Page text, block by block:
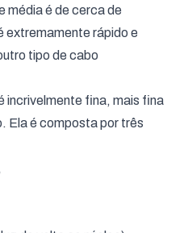
média é de cerca de
extremamente rápido e
tipo de cabo
incrivelmente fina, mais fina
Ela é composta por três